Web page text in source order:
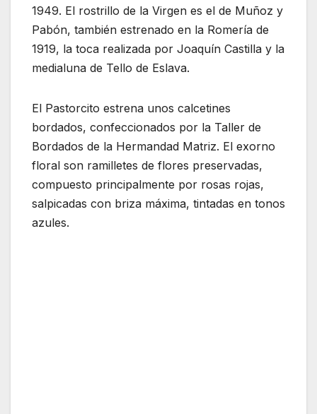
1949. El rostrillo de la Virgen es el de Muñoz y
Pabón, también estrenado en la Romería de
1919, la toca realizada por Joaquín Castilla y la
medialuna de Tello de Eslava.
El Pastorcito estrena unos calcetines
bordados, confeccionados por la Taller de
Bordados de la Hermandad Matriz. El exorno
floral son ramilletes de flores preservadas,
compuesto principalmente por rosas rojas,
salpicadas con briza máxima, tintadas en tonos
azules.